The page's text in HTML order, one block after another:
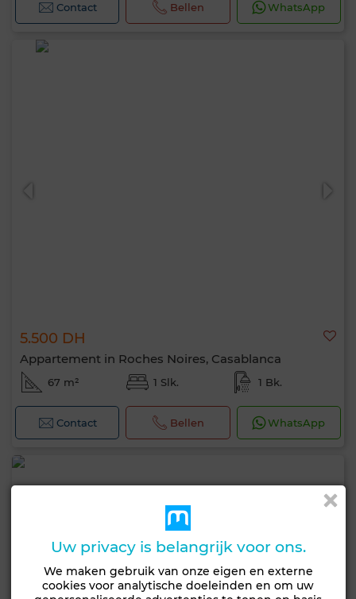
Contact Bellen WhatsApp
5.500 DH
Appartement in Roches Noires, Casablanca
67 m² 1 Slk. 1 Bk.
Contact Bellen WhatsApp
Uw privacy is belangrijk voor ons.
We maken gebruik van onze eigen en externe
cookies voor analytische doeleinden en om uw